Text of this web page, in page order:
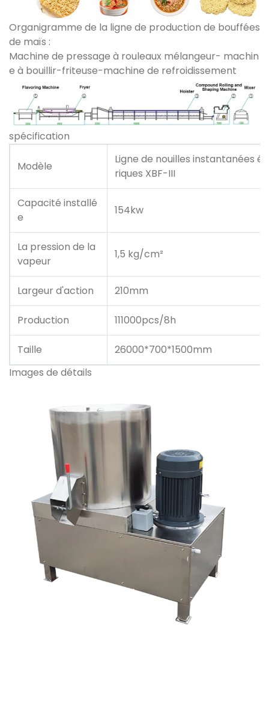
Organigramme de la ligne de production de bouffées
de maïs :
Machine de pressage à rouleaux mélangeur- machin
e à bouillir-friteuse-machine de refroidissement
spécification
Modèle
Ligne de nouilles instantanées
riques XBF-III
Capacité installé
e
154kw
La pression de la
vapeur
1,5 kg/cm²
Largeur d'action 210mm
Production 111000pcs/8h
Taille
26000*700*1500mm
Images de détails